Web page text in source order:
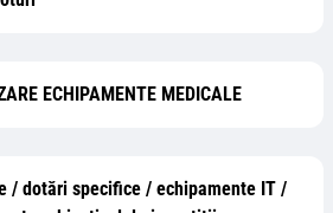
ECHIPAMENTE MEDICALE
/ dotări specifice / echipamente IT /